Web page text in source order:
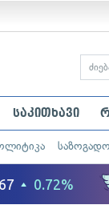
საკითხავი